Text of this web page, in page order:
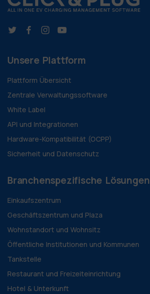
Unsere Plattform
Plattform Übersicht
Zentrale Verwaltungssoftware
White Label
API und Integrationen
Hardware-Kompatibilität (OCPP)
Sicherheit und Datenschutz
Branchenspezifische Lösungen
Einkaufszentrum
Geschäftszentrum und Plaza
Wohnstandort und Wohnsitz
Öffentliche Institutionen und Kommunen
Tankstelle
Restaurant und Freizeiteinrichtung
Hotel & Unterkunft